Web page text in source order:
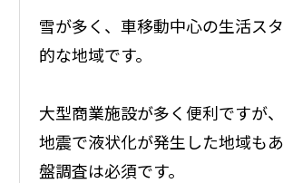
雪が多く、車移動中心の生活ス
的な地域です。
大型商業施設が多く便利ですが
地震で液状化が発生した地域も
盤調査は必須です。